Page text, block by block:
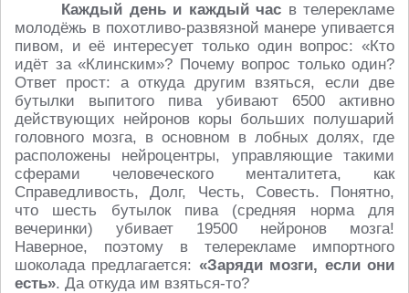
Каждый день и каждый час в телерекламе
молодёжь в похотливо-развязной манере упивается
пивом, и её интересует только один вопрос: «Кто
идёт за «Клинским»? Почему вопрос только один?
Ответ прост: а откуда другим взяться, если две
бутылки выпитого пива убивают 6500 активно
действующих нейронов коры больших полушарий
головного мозга, в основном в лобных долях, где
расположены нейроцентры, управляющие такими
сферами человеческого менталитета, как
Справедливость, Долг, Честь, Совесть. Понятно,
что шесть бутылок пива (средняя норма для
вечеринки) убивает 19500 нейронов мозга!
Наверное, поэтому в телерекламе импортного
шоколада предлагается: «Заряди мозги, если они
есть». Да откуда им взяться-то?